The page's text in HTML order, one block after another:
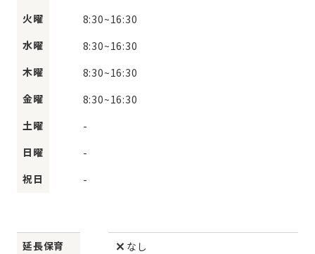
火曜
8:30~16:30
水曜
8:30~16:30
木曜
8:30~16:30
金曜
8:30~16:30
土曜
-
日曜
-
祝日
-
延長保育
なし